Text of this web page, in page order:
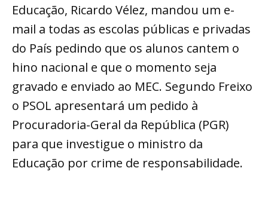
Educação, Ricardo Vélez, mandou um e-
mail a todas as escolas públicas e privadas
do País pedindo que os alunos cantem o
hino nacional e que o momento seja
gravado e enviado ao MEC. Segundo Freixo
o PSOL apresentará um pedido à
Procuradoria-Geral da República (PGR)
para que investigue o ministro da
Educação por crime de responsabilidade.